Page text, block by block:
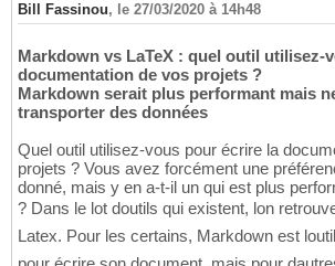
Bill Fassinou, le 27/03/2020 à 14h48
Markdown vs LaTeX : quel outil utilisez-
documentation de vos projets ?
Markdown serait plus performant mais
transporter des données
Quel outil utilisez-vous pour écrire la
projets ? Vous avez forcément une
donné, mais y en a-t-il un qui est plus
? Dans le lot doutils qui existent, lon
Latex. Pour les certains, Markdown est